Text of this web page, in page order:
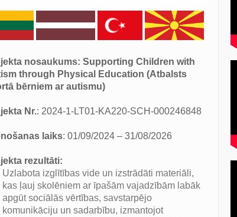
nosaukums: Supporting Children with
through Physical Education (Atbalsts
bērniem ar autismu)
Nr.: 2024-1-LT01-KA220-SCH-000246848
laiks: 01/09/2024 – 31/08/2026
rezultāti:
Uzlabota izglītības vide un izstrādāti materiāli,
kas ļauj skolēniem ar īpašām vajadzībām labāk
apgūt sociālās vērtības, savstarpējo
komunikāciju un sadarbību, izmantojot